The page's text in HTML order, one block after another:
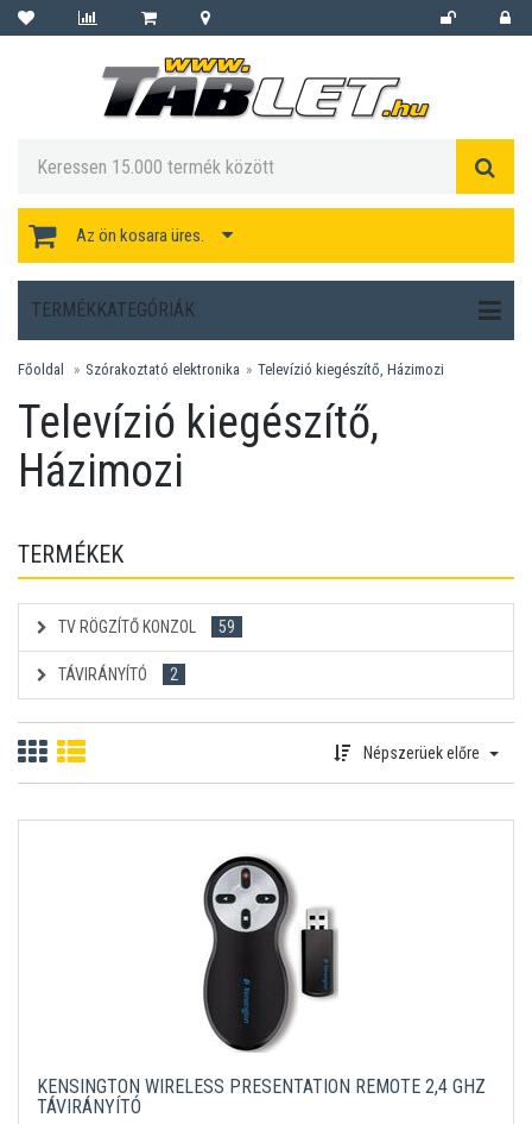
Az ön kosara üres.
TERMÉKKATEGÓRIÁK
Főoldal Szórakoztató elektronika Televízió kiegészítő, Házimozi
Televízió kiegészítő,
Házimozi
TERMÉKEK
TV RÖGZÍTŐ KONZOL 59
TÁVIRÁNYÍTÓ 2
Népszerüek előre
KENSINGTON WIRELESS PRESENTATION REMOTE 2,4 GHZ
TÁVIRÁNYÍTÓ